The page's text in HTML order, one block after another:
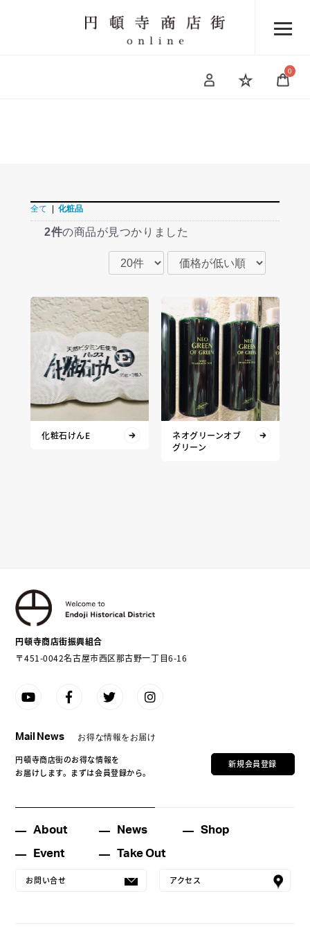
円頓寺オンライン商店街
0
全て 化粧品
2件の商品が見つかりました
化粧石けんE
ネオグリーンオブ
グリーン
円頓寺商店街振興組合
〒451-0042名古屋市西区那古野一丁目6-16
Mail News お得な情報をお届け
円頓寺商店街のお得な情報を
お届けします。まずは会員登録から。
新規会員登録
About News
Shop
Event
Take Out
お問い合せ アクセス